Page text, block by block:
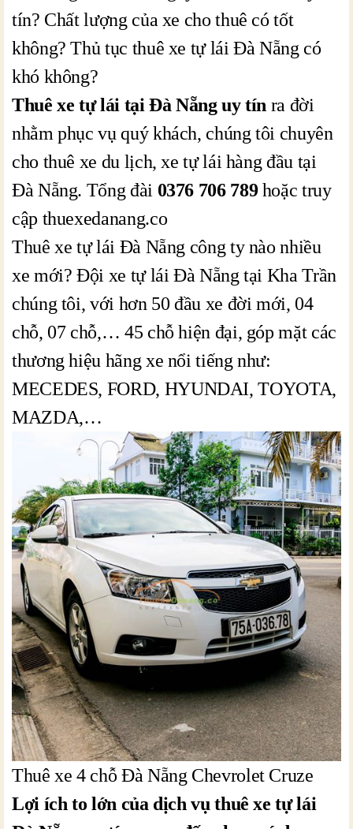
tín? Chất lượng của xe cho thuê có tốt
không? Thủ tục thuê xe tự lái Đà Nẵng có
khó không?
Thuê xe tự lái tại Đà Nẵng uy tín ra đời
nhằm phục vụ quý khách, chúng tôi chuyên
cho thuê xe du lịch, xe tự lái hàng đầu tại
Đà Nẵng. Tổng đài 0376 706 789hoặc truy
cập thuexedanang.co
Thuê xe tự lái Đà Nẵng công ty nào nhiều
xe mới? Đội xe tự lái Đà Nẵng tại Kha Trần
chúng tôi, với hơn 50 đầu xe đời mới, 04
chỗ, 07 chỗ,… 45 chỗ hiện đại, góp mặt các
thương hiệu hãng xe nổi tiếng như:
MECEDES, FORD, HYUNDAI, TOYOTA,
MAZDA,…
Thuê xe 4 chỗ Đà Nẵng Chevrolet Cruze
Lợi ích to lớn của dịch vụ thuê xe tự lái